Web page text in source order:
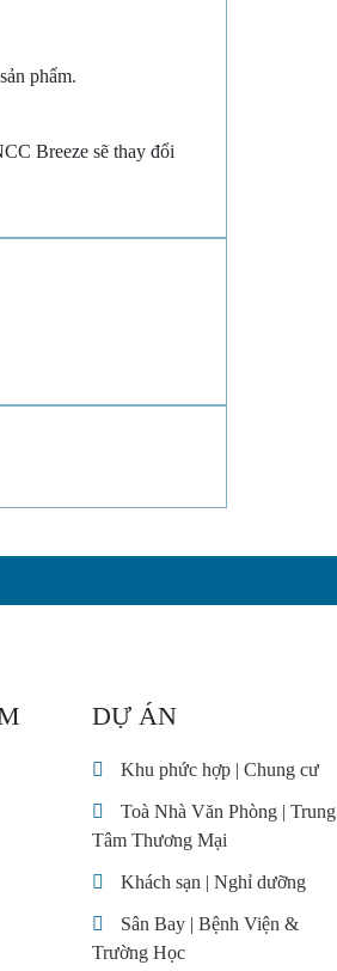
phẩm.
Breeze sẽ thay đổi
DỰ ÁN
Khu phức hợp | Chung cư
Toà Nhà Văn Phòng | Trung
Tâm Thương Mại
Khách sạn | Nghỉ dưỡng
Sân Bay | Bệnh Viện &
Trường Học